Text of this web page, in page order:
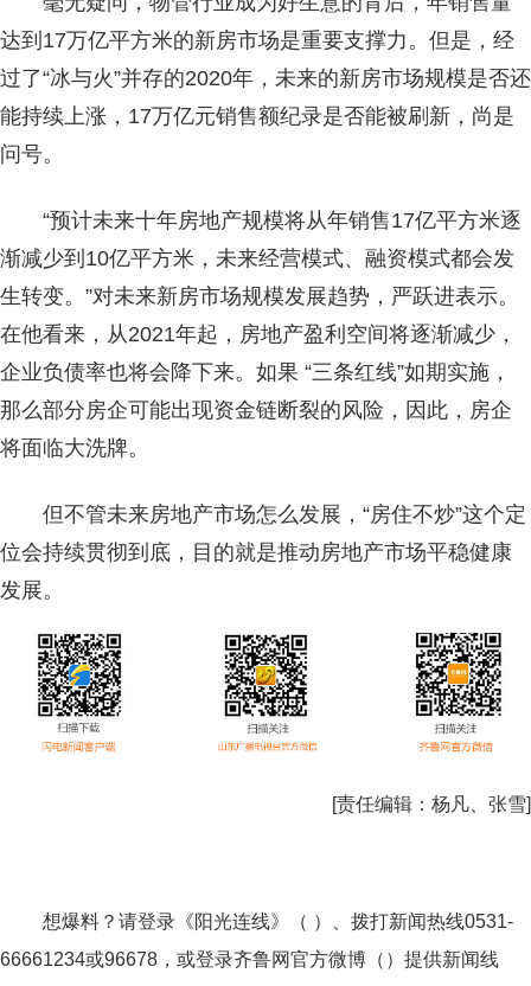
达到17万亿平方米的新房市场是重要支撑力。但是，经
过了“冰与火”并存的2020年，未来的新房市场规模是否还
能持续上涨，17万亿元销售额纪录是否能被刷新，尚是
问号。
“预计未来十年房地产规模将从年销售17亿平方米逐
渐减少到10亿平方米，未来经营模式、融资模式都会发
生转变。”对未来新房市场规模发展趋势，严跃进表示。
在他看来，从2021年起，房地产盈利空间将逐渐减少，
企业负债率也将会降下来。如果 “三条红线”如期实施，
那么部分房企可能出现资金链断裂的风险，因此，房企
将面临大洗牌。
但不管未来房地产市场怎么发展，“房住不炒”这个定
位会持续贯彻到底，目的就是推动房地产市场平稳健康
发展。
[责任编辑： 杨凡、张雪
想爆料？请登录《阳光连线》（ ）、拨打新闻热线0531-
66661234或96678，或登录齐鲁网官方微博（）提供新闻线